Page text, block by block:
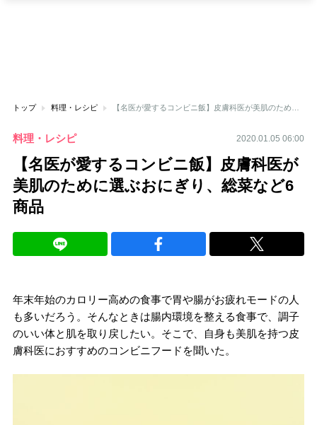
トップ 料理・レシピ
料理・レシピ 2020.01.05 06:00
【名医が愛するコンビニ飯】皮膚科医が
美肌のために選ぶおにぎり、総菜など6
商品
年末年始のカロリー高めの食事で胃や腸がお疲れモードの人
も多いだろう。そんなときは腸内環境を整える食事で、調子
のいい体と肌を取り戻したい。そこで、自身も美肌を持つ皮
膚科医におすすめのコンビニフードを聞いた。